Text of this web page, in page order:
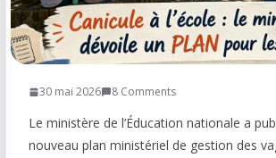
CRPE
Lectures de livres
Mouvement
COMMUNAUTÉ
30 mai 2026 8 Comments
Le ministère de l’Éducation nationale a
nouveau plan ministériel de gestion des